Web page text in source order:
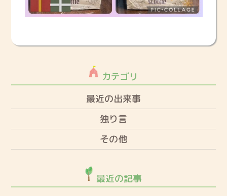
カテゴリ
最近の出来事
独り言
その他
最近の記事